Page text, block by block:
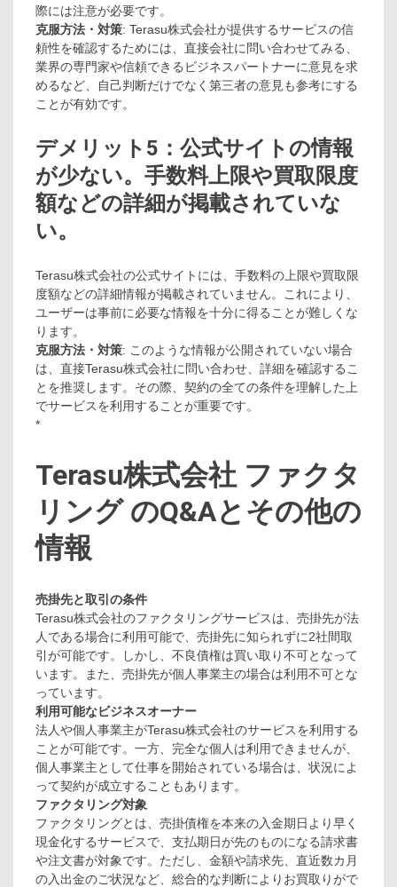
際には注意が必要です。
克服方法・対策: Terasu株式会社が提供するサービスの信
頼性を確認するためには、直接会社に問い合わせてみる、
業界の専門家や信頼できるビジネスパートナーに意見を求
めるなど、自己判断だけでなく第三者の意見も参考にする
ことが有効です。
デメリット5：公式サイトの情報
が少ない。手数料上限や買取限度
額などの詳細が掲載されていな
い。
Terasu株式会社の公式サイトには、手数料の上限や買取限
度額などの詳細情報が掲載されていません。これにより、
ユーザーは事前に必要な情報を十分に得ることが難しくな
ります。
克服方法・対策: このような情報が公開されていない場合
は、直接Terasu株式会社に問い合わせ、詳細を確認するこ
とを推奨します。その際、契約の全ての条件を理解した上
でサービスを利用することが重要です。
*
Terasu株式会社 ファクタ
リング のQ&Aとその他の
情報
売掛先と取引の条件
Terasu株式会社のファクタリングサービスは、売掛先が法
人である場合に利用可能で、売掛先に知られずに2社間取
引が可能です。しかし、不良債権は買い取り不可となって
います。また、売掛先が個人事業主の場合は利用不可とな
っています。
利用可能なビジネスオーナー
法人や個人事業主がTerasu株式会社のサービスを利用する
ことが可能です。一方、完全な個人は利用できませんが、
個人事業主として仕事を開始されている場合は、状況によ
って契約が成立することもあります。
ファクタリング対象
ファクタリングとは、売掛債権を本来の入金期日より早く
現金化するサービスで、支払期日が先のものになる請求書
や注文書が対象です。ただし、金額や請求先、直近数カ月
の入出金のご状況など、総合的な判断によりお買取りがで